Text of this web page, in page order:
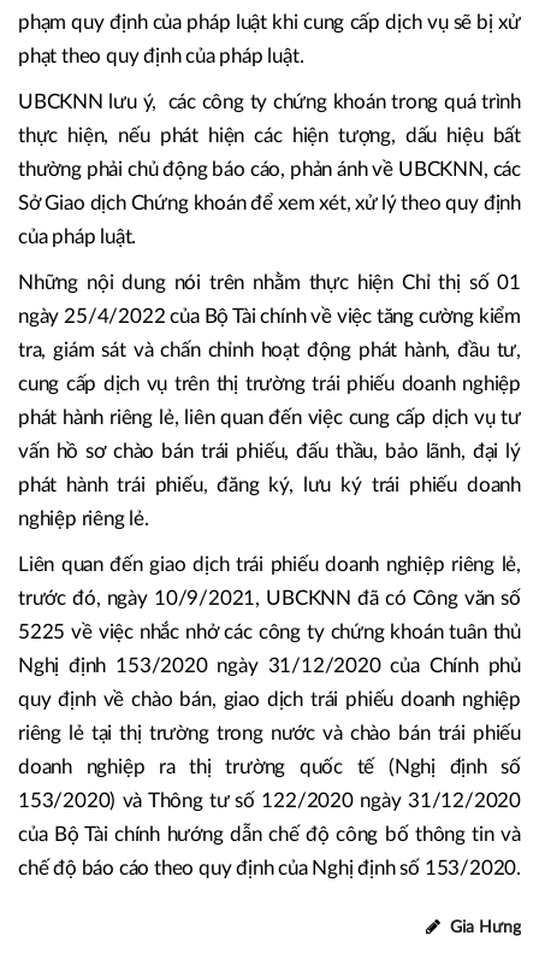
phạm quy định của pháp luật khi cung cấp dịch vụ sẽ bị xử
phạt theo quy định của pháp luật.
UBCKNN lưu ý, các công ty chứng khoán trong quá trình
thực hiện, nếu phát hiện các hiện tượng, dấu hiệu bất
thường phải chủ động báo cáo, phản ánh về UBCKNN, các
Sở Giao dịch Chứng khoán để xem xét, xử lý theo quy định
của pháp luật.
Những nội dung nói trên nhằm thực hiện Chỉ thị số 01
ngày 25/4/2022 của Bộ Tài chính về việc tăng cường kiểm
tra, giám sát và chấn chỉnh hoạt động phát hành, đầu tư,
cung cấp dịch vụ trên thị trường trái phiếu doanh nghiệp
phát hành riêng lẻ, liên quan đến việc cung cấp dịch vụ tư
vấn hồ sơ chào bán trái phiếu, đấu thầu, bảo lãnh, đại lý
phát hành trái phiếu, đăng ký, lưu ký trái phiếu doanh
nghiệp riêng lẻ.
Liên quan đến giao dịch trái phiếu doanh nghiệp riêng lẻ,
trước đó, ngày 10/9/2021, UBCKNN đã có Công văn số
5225 về việc nhắc nhở các công ty chứng khoán tuân thủ
Nghị định 153/2020 ngày 31/12/2020 của Chính phủ
quy định về chào bán, giao dịch trái phiếu doanh nghiệp
riêng lẻ tại thị trường trong nước và chào bán trái phiếu
doanh nghiệp ra thị trường quốc tế (Nghị định số
153/2020) và Thông tư số 122/2020 ngày 31/12/2020
của Bộ Tài chính hướng dẫn chế độ công bố thông tin và
chế độ báo cáo theo quy định của Nghị định số 153/2020.
Gia Hưng